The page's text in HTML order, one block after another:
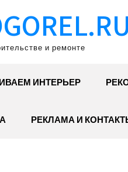
и ремонте
ИНТЕРЬЕР
РЕКЛАМА И